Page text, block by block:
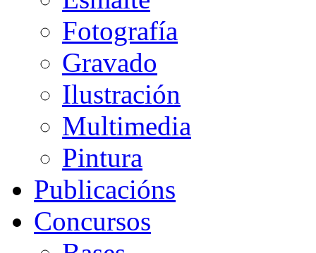
Fotografía
Gravado
Ilustración
Multimedia
Pintura
Publicacións
Concursos